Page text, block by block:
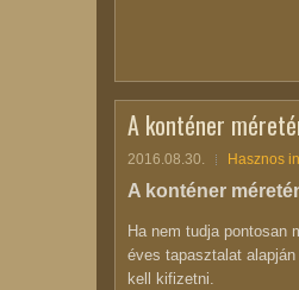
A konténer
2016.08.30. Hasznos
A konténer
Ha nem tudja pontosan
éves tapasztalat
kell kifizetni.